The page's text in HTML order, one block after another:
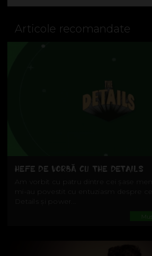
Articole recomandate
HEFE DE VORBĂ CU THE DETAILS
Am vorbit cu patru dintre cei șase
mi-au povestit cu entuziasm despre ce
Details și power...